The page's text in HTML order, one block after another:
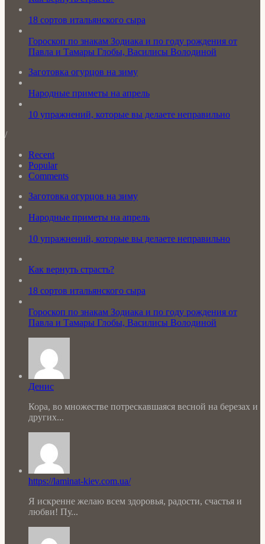
18 сортов итальянского сыра
Гороскоп по знакам Зодиака и по году рождения от
Павла и Тамары Глобы, Василисы Володиной
Заготовка огурцов на зиму
Народные приметы на апрель
10 упражнений, которые вы делаете неправильно
/
Recent
Popular
Comments
Заготовка огурцов на зиму
Народные приметы на апрель
10 упражнений, которые вы делаете неправильно
Как вернуть страсть?
18 сортов итальянского сыра
Гороскоп по знакам Зодиака и по году рождения от
Павла и Тамары Глобы, Василисы Володиной
Денис
Кора, во множестве потрескавшаяся весной на березах и
других...
https://laminat-kiev.com.ua/
Я искренне желаю всем здоровья, радости, счастья и
любви! Пу...